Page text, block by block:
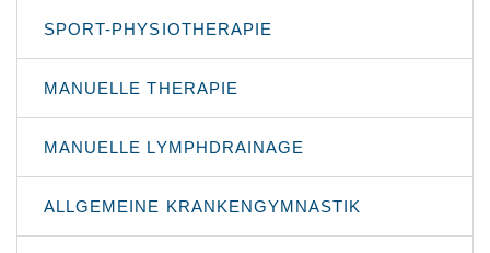
SPORT-PHYSIOTHERAPIE
MANUELLE THERAPIE
MANUELLE LYMPHDRAINAGE
ALLGEMEINE KRANKENGYMNASTIK